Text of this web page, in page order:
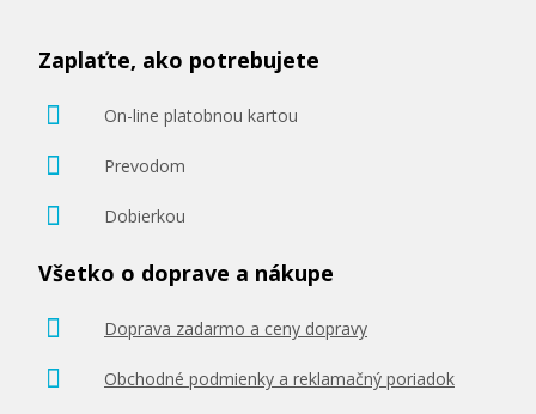
14,90 €
Pridať do košíka
Originálna náplň EPSON T2704 (Žltá)
Originálna náplň
Zaplaťte, ako potrebujete
On-line platobnou kartou
Prevodom
Dobierkou
Všetko o doprave a nákupe
Doprava zadarmo a ceny dopravy
Obchodné podmienky a reklamačný poriadok